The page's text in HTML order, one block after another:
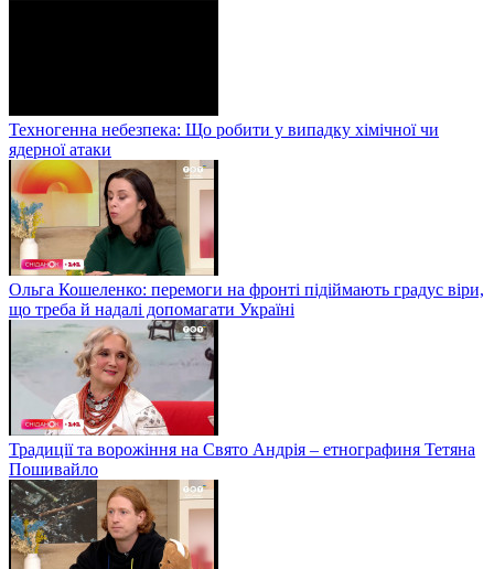
Техногенна небезпека: Що робити у випадку хімічної чи
ядерної атаки
Ольга Кошеленко: перемоги на фронті підіймають градус віри,
що треба й надалі допомагати Україні
Традиції та ворожіння на Свято Андрія – етнографиня Тетяна
Пошивайло